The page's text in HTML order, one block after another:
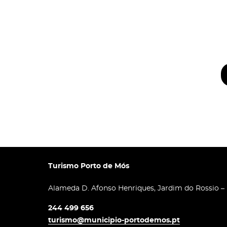
Turismo Porto de Mós
Alameda D. Afonso Henriques, Jardim do Rossio
244 499 656
turismo@municipio-portodemos.pt